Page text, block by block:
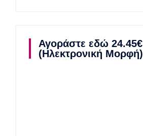
Αγοράστε εδώ 24.45€
(Ηλεκτρονική Μορφή)